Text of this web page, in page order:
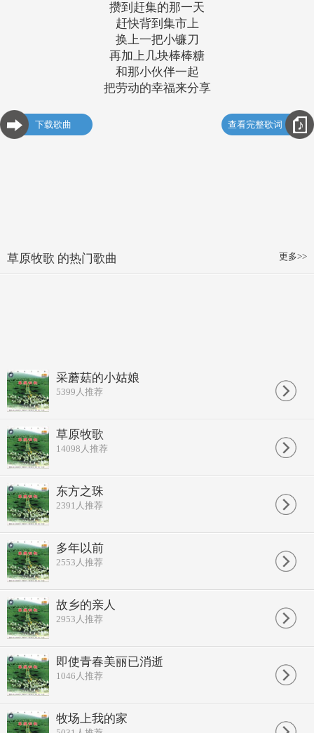
攒到赶集的那一天
赶快背到集市上
换上一把小镰刀
再加上几块棒棒糖
和那小伙伴一起
把劳动的幸福来分享
下载歌曲 查看完整歌词
更多>>
草原牧歌 的热门歌曲
采蘑菇的小姑娘
5399 人推荐
草原牧歌
14098 人推荐
东方之珠
2391 人推荐
多年以前
2553 人推荐
故乡的亲人
2953 人推荐
即使青春美丽已消逝
1046 人推荐
牧场上我的家